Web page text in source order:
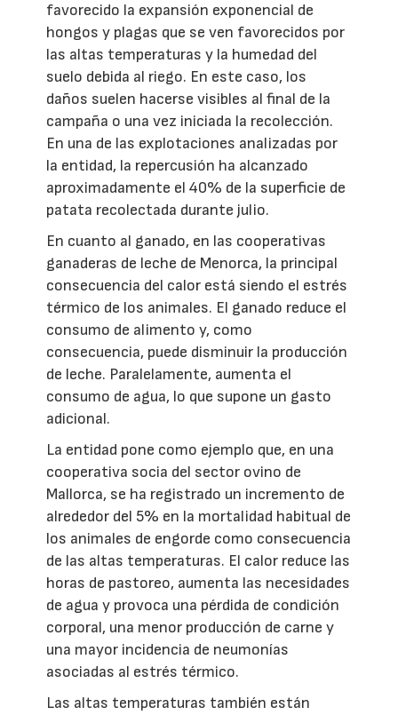
favorecido la expansión exponencial de
hongos y plagas que se ven favorecidos por
las altas temperaturas y la humedad del
suelo debida al riego. En este caso, los
daños suelen hacerse visibles al final de la
campaña o una vez iniciada la recolección.
En una de las explotaciones analizadas por
la entidad, la repercusión ha alcanzado
aproximadamente el 40% de la superficie de
patata recolectada durante julio.
En cuanto al ganado, en las cooperativas
ganaderas de leche de Menorca, la principal
consecuencia del calor está siendo el estrés
térmico de los animales. El ganado reduce el
consumo de alimento y, como
consecuencia, puede disminuir la producción
de leche. Paralelamente, aumenta el
consumo de agua, lo que supone un gasto
adicional.
La entidad pone como ejemplo que, en una
cooperativa socia del sector ovino de
Mallorca, se ha registrado un incremento de
alrededor del 5% en la mortalidad habitual de
los animales de engorde como consecuencia
de las altas temperaturas. El calor reduce las
horas de pastoreo, aumenta las necesidades
de agua y provoca una pérdida de condición
corporal, una menor producción de carne y
una mayor incidencia de neumonías
asociadas al estrés térmico.
Las altas temperaturas también están